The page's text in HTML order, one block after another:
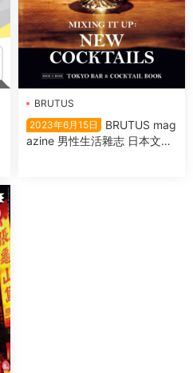
BRUTUS
2023年6月15日
BRUTUS mag
azine 男性生活雜志 日本文化